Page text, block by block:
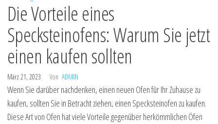
Die Vorteile eines
Specksteinofens: Warum Sie jetzt
einen kaufen sollten
März 21, 2023 Von ADMIN
Wenn Sie darüber nachdenken, einen neuen Ofen für Ihr Zuhause zu
kaufen, sollten Sie in Betracht ziehen, einen Specksteinofen zu kaufen.
Diese Art von Ofen hat viele Vorteile gegenüber herkömmlichen Öfen